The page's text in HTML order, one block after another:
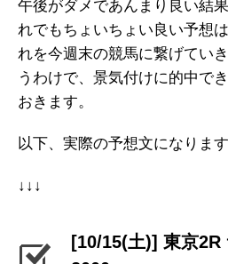
午後がダメであんまり良い結
れでもちょいちょい良い予想
れを今週末の競馬に繋げてい
うわけで、景気付けに的中で
おきます。
以下、実際の予想文になります
↓↓↓
[10/15(土)] 東京2R